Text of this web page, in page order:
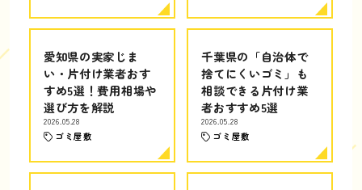
愛知県の実家じま
い・片付け業者おす
すめ5選！費用相場や
選び方を解説
2026.05.28
ゴミ屋敷
千葉県の「自治体で
捨てにくいゴミ」も
相談できる片付け業
者おすすめ5選
2026.05.28
ゴミ屋敷